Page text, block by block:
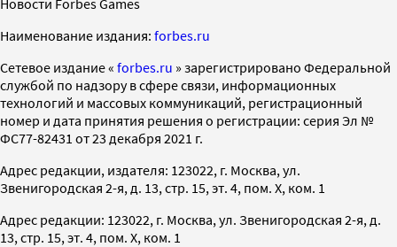
Наименование издания: forbes.ru
Cетевое издание « forbes.ru » зарегистрировано Федеральной
службой по надзору в сфере связи, информационных
технологий и массовых коммуникаций, регистрационный
номер и дата принятия решения о регистрации: серия Эл №
ФС77-82431 от 23 декабря 2021 г.
Адрес редакции, издателя: 123022, г. Москва, ул.
Звенигородская 2-я, д. 13, стр. 15, эт. 4, пом. X, ком. 1
Адрес редакции: 123022, г. Москва, ул. Звенигородская 2-я, д.
13, стр. 15, эт. 4, пом. X, ком. 1